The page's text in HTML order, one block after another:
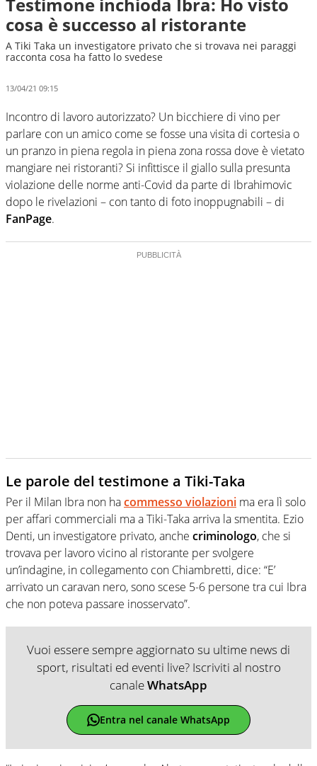
cosa è successo al ristorante
A Tiki Taka un investigatore privato che si trovava nei paraggi
racconta cosa ha fatto lo svedese
13/04/21 09:15
Incontro di lavoro autorizzato? Un bicchiere di vino per
parlare con un amico come se fosse una visita di cortesia o
un pranzo in piena regola in piena zona rossa dove è vietato
mangiare nei ristoranti? Si infittisce il giallo sulla presunta
violazione delle norme anti-Covid da parte di Ibrahimovic
dopo le rivelazioni – con tanto di foto inoppugnabili – di
FanPage.
Le parole del testimone a Tiki-Taka
Per il Milan Ibra non hacommesso violazioni ma era lì solo
per affari commerciali ma a Tiki-Taka arriva la smentita. Ezio
Denti, un investigatore privato, anche criminologo, che si
trovava per lavoro vicino al ristorante per svolgere
un’indagine, in collegamento con Chiambretti, dice: “E’
arrivato un caravan nero, sono scese 5-6 persone tra cui Ibra
che non poteva passare inosservato”.
Vuoi essere sempre aggiornato su ultime news di
sport, risultati ed eventi live? Iscriviti al nostro
canaleWhatsApp
Entra nel canale WhatsApp